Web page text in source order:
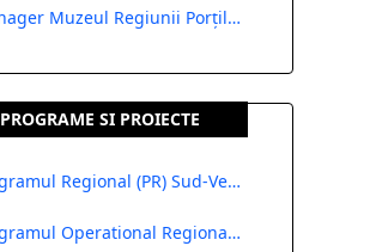
Manager Muzeul Regiunii Porților de Fier
PROGRAME SI PROIECTE
Programul Regional (PR) Sud-Vest Oltenia 2021-2027
Programul Operational Regional 2014- 2020